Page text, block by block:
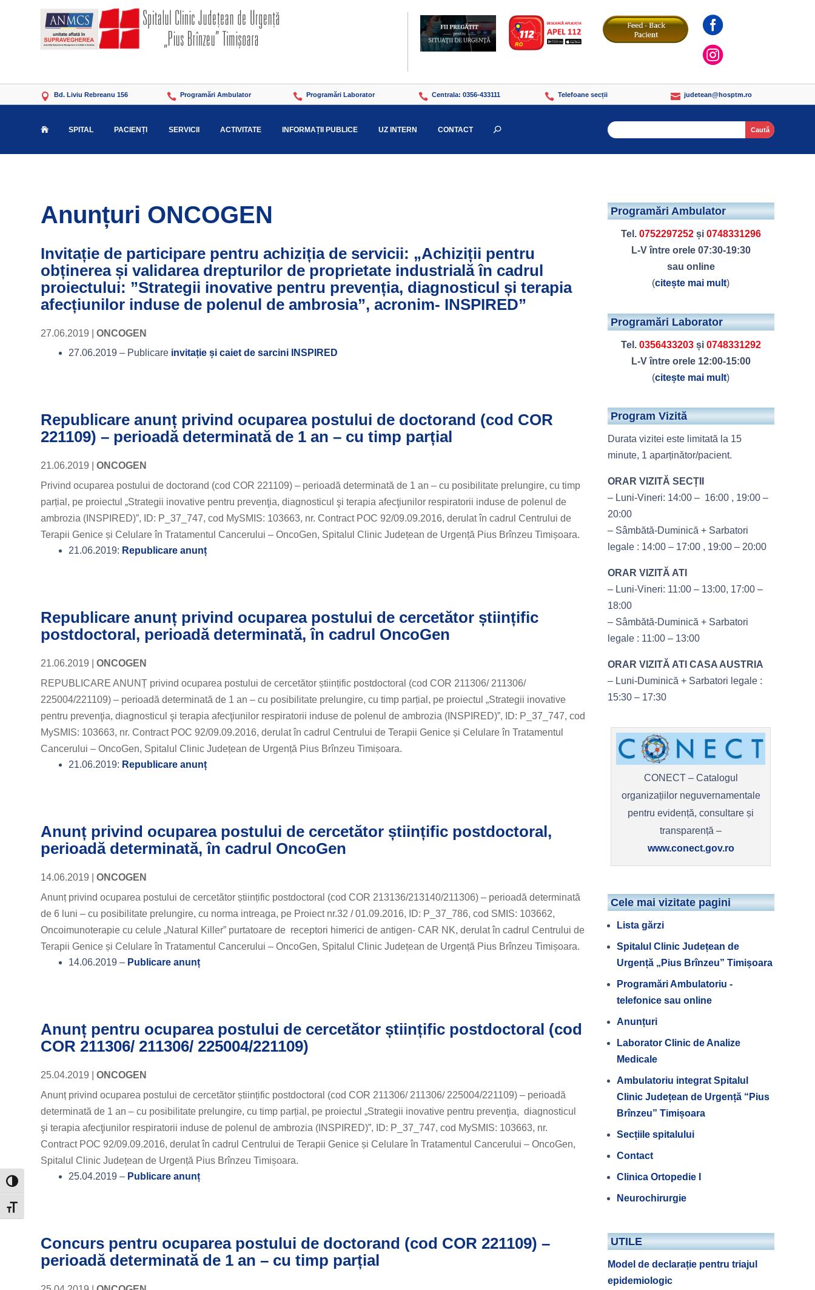
Toggle High Contrast
Toggle Font size


 Bd. Liviu Rebreanu 156  Programări Ambulator  Programări Laborator  Centrala: 0356-433111  Telefoane secții  judetean@hosptm.ro
 SPITAL PACIENȚI SERVICII ACTIVITATE INFORMAȚII PUBLICE UZ INTERN CONTACT U Search
Anunțuri ONCOGEN
Invitație de participare pentru achiziția de servicii: „Achiziții pentru
obținerea și validarea drepturilor de proprietate industrială în cadrul
proiectului: ”Strategii inovative pentru prevenția, diagnosticul și terapia
afecțiunilor induse de polenul de ambrosia”, acronim- INSPIRED”
27.06.2019 |ONCOGEN
27.06.2019 – Publicare invitație și caiet de sarcini INSPIRED
Republicare anunț privind ocuparea postului de doctorand (cod COR
221109) – perioadă determinată de 1 an – cu timp parțial
21.06.2019 |ONCOGEN
Privind ocuparea postului de doctorand (cod COR 221109) – perioadă determinată de 1 an – cu posibilitate prelungire, cu timp
parțial, pe proiectul „Strategii inovative pentru prevenţia, diagnosticul şi terapia afecţiunilor respiratorii induse de polenul de
ambrozia (INSPIRED)”, ID: P_37_747, cod MySMIS: 103663, nr. Contract POC 92/09.09.2016, derulat în cadrul Centrului de
Terapii Genice și Celulare în Tratamentul Cancerului – OncoGen, Spitalul Clinic Județean de Urgență Pius Brînzeu Timișoara.
21.06.2019: Republicare anunț
Republicare anunț privind ocuparea postului de cercetător științific
postdoctoral, perioadă determinată, în cadrul OncoGen
21.06.2019 |ONCOGEN
REPUBLICARE ANUNȚ privind ocuparea postului de cercetător științific postdoctoral (cod COR 211306/ 211306/
225004/221109) – perioadă determinată de 1 an – cu posibilitate prelungire, cu timp parțial, pe proiectul „Strategii inovative
pentru prevenţia, diagnosticul şi terapia afecţiunilor respiratorii induse de polenul de ambrozia (INSPIRED)”, ID: P_37_747, cod
MySMIS: 103663, nr. Contract POC 92/09.09.2016, derulat în cadrul Centrului de Terapii Genice și Celulare în Tratamentul
Cancerului – OncoGen, Spitalul Clinic Județean de Urgență Pius Brînzeu Timișoara.
21.06.2019: Republicare anunț
Anunț privind ocuparea postului de cercetător științific postdoctoral,
perioadă determinată, în cadrul OncoGen
14.06.2019 |ONCOGEN
Anunț privind ocuparea postului de cercetător științific postdoctoral (cod COR 213136/213140/211306) – perioadă determinată
de 6 luni – cu posibilitate prelungire, cu norma intreaga, pe Proiect nr.32 / 01.09.2016, ID: P_37_786, cod SMIS: 103662,
Oncoimunoterapie cu celule „Natural Killer” purtatoare de receptori himerici de antigen- CAR NK, derulat în cadrul Centrului de
Terapii Genice și Celulare în Tratamentul Cancerului – OncoGen, Spitalul Clinic Județean de Urgență Pius Brînzeu Timișoara.
14.06.2019 – Publicare anunț
Anunț pentru ocuparea postului de cercetător științific postdoctoral (cod
COR 211306/ 211306/ 225004/221109)
25.04.2019 |ONCOGEN
Anunț privind ocuparea postului de cercetător științific postdoctoral (cod COR 211306/ 211306/ 225004/221109) – perioadă
determinată de 1 an – cu posibilitate prelungire, cu timp parțial, pe proiectul „Strategii inovative pentru prevenţia, diagnosticul
şi terapia afecţiunilor respiratorii induse de polenul de ambrozia (INSPIRED)”, ID: P_37_747, cod MySMIS: 103663, nr.
Contract POC 92/09.09.2016, derulat în cadrul Centrului de Terapii Genice și Celulare în Tratamentul Cancerului – OncoGen,
Spitalul Clinic Județean de Urgență Pius Brînzeu Timișoara.
25.04.2019 – Publicare anunț
Concurs pentru ocuparea postului de doctorand (cod COR 221109) –
perioadă determinată de 1 an – cu timp parțial
Programări Ambulator
Tel. 0752297252și 0748331296
L-V între orele 07:30-19:30
sau online
(citește mai mult)
Programări Laborator
Tel. 0356433203și 0748331292
L-V între orele 12:00-15:00
(citește mai mult)
Program Vizită
Durata vizitei este limitată la 15
minute, 1 aparținător/pacient.
ORAR VIZITĂ SECȚII
– Luni-Vineri: 14:00 – 16:00 , 19:00 –
20:00
– Sâmbătă-Duminică + Sarbatori
legale : 14:00 – 17:00 , 19:00 – 20:00
ORAR VIZITĂ ATI
– Luni-Vineri: 11:00 – 13:00, 17:00 –
18:00
– Sâmbătă-Duminică + Sarbatori
legale : 11:00 – 13:00
ORAR VIZITĂ ATI CASA AUSTRIA
– Luni-Duminică + Sarbatori legale :
15:30 – 17:30
CONECT – Catalogul
organizațiilor neguvernamentale
pentru evidență, consultare și
transparență –
www.conect.gov.ro
Cele mai vizitate pagini
Lista gărzi
Spitalul Clinic Județean de
Urgență „Pius Brînzeu” Timișoara
Programări Ambulatoriu -
telefonice sau online
Anunțuri
Laborator Clinic de Analize
Medicale
Ambulatoriu integrat Spitalul
Clinic Județean de Urgență “Pius
Brînzeu” Timișoara
Secțiile spitalului
Contact
Clinica Ortopedie I
Neurochirurgie
UTILE
Model de declarație pentru triajul
epidemiologic